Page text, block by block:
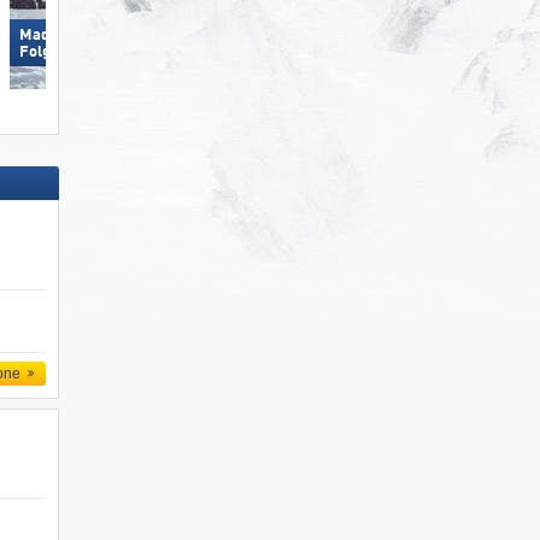
Madonna di Campiglio/​Pinzolo/​
Folgàrida/​Marilleva